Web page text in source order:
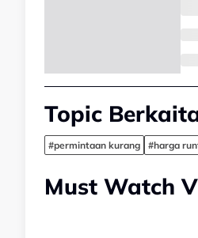
Topic
#permintaan kurang #harga
Must Watch